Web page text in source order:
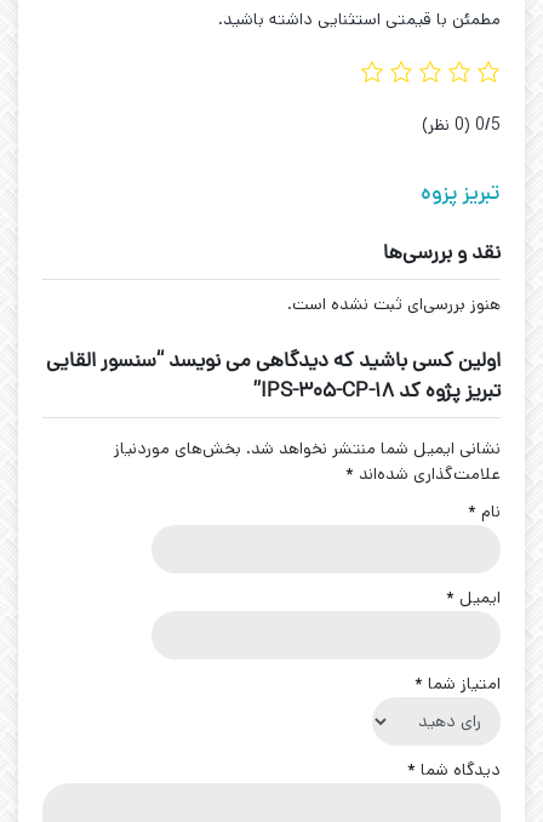
مطمئن با قیمتی استثنایی داشته باشید.
‫0/5 ‫(0 نظر)
تبریز پزوه
نقد و بررسی‌ها
هنوز بررسی‌ای ثبت نشده است.
اولین کسی باشید که دیدگاهی می نویسد “سنسور القایی
تبریز پژوه کد IPS-305-CP-18”
نشانی ایمیل شما منتشر نخواهد شد. بخش‌های موردنیاز
علامت‌گذاری شده‌اند *
نام *
ایمیل *
امتیاز شما *
دیدگاه شما *